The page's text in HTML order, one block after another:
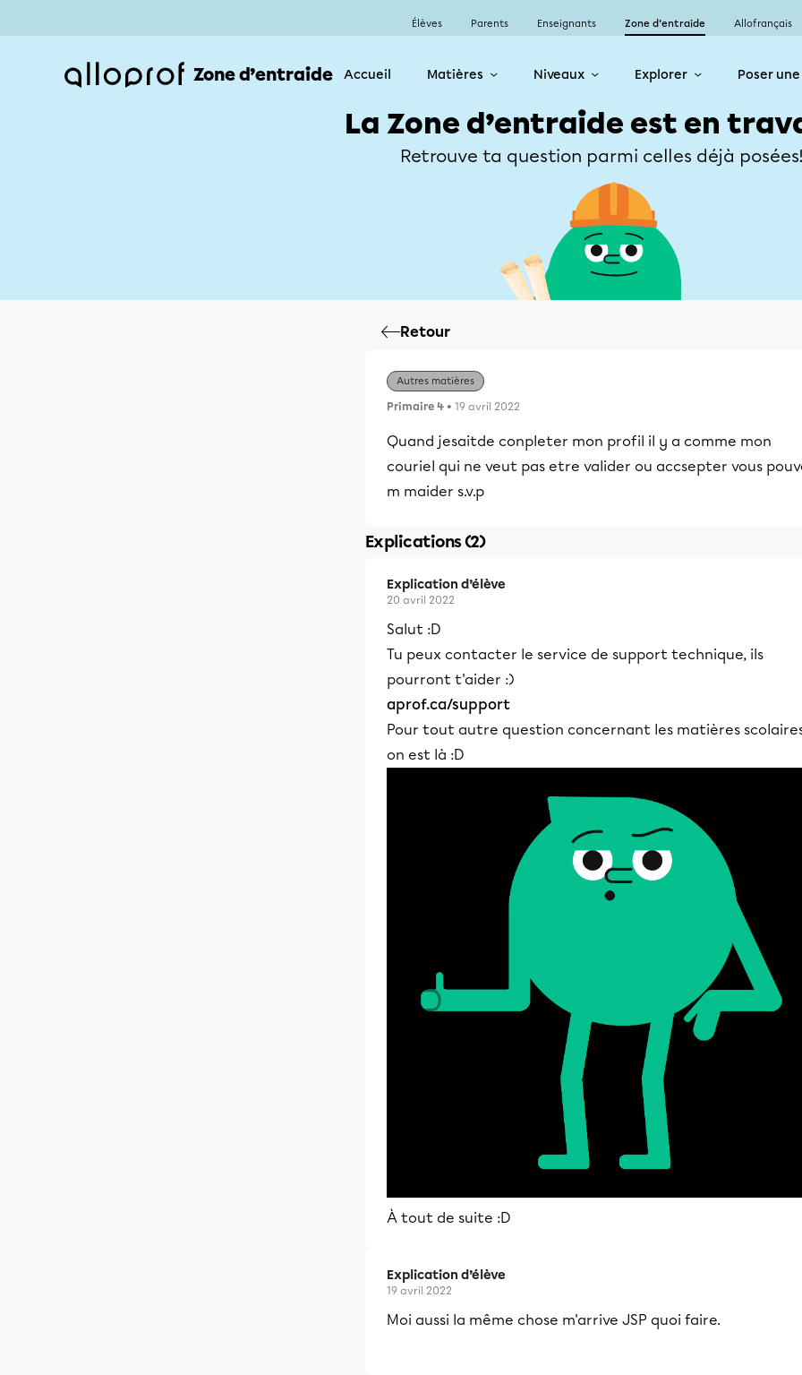
Élèves Parents Enseignants Zone d’entraide Allofrançais
Zone d’entraide Accueil Matières Niveaux Explorer Poser
La Zone d’entraide est en
Retrouve ta question parmi celles déjà
Retour
Autres matières
Primaire 4 • 19 avril 2022
Quand jesaitde conpleter mon profil il y a comme mon
couriel qui ne veut pas etre valider ou accsepter vous
m maider s.v.p
Explications (2)
Explication d’élève
20 avril 2022
Salut :D
Tu peux contacter le service de support technique, ils
pourront t'aider :)
aprof.ca/support
Pour tout autre question concernant les matières
on est là :D
À tout de suite :D
Explication d’élève
19 avril 2022
Moi aussi la même chose m'arrive JSP quoi faire.